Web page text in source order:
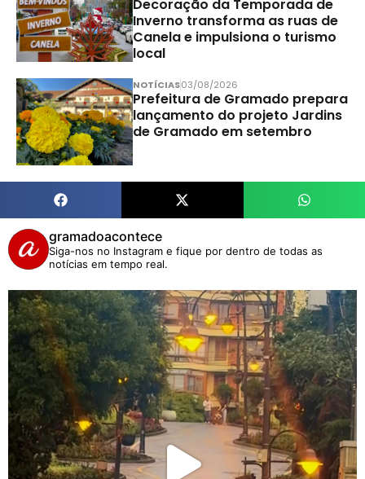
Decoração da Temporada de
Inverno transforma as ruas de
Canela e impulsiona o turismo
local
NOTÍCIAS03/08/2026
Prefeitura de Gramado prepara
lançamento do projeto Jardins
de Gramado em setembro
gramadoacontece
Siga-nos no Instagram e fique por dentro de todas as
notícias em tempo real.